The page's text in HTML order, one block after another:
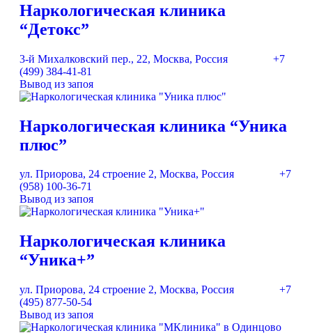
Наркологическая клиника
“Детокс”
3-й Михалковский пер., 22, Москва, Россия
+7
(499) 384-41-81
Вывод из запоя
Наркологическая клиника “Уника
плюс”
ул. Приорова, 24 строение 2, Москва, Россия
+7
(958) 100-36-71
Вывод из запоя
Наркологическая клиника
“Уника+”
ул. Приорова, 24 строение 2, Москва, Россия
+7
(495) 877-50-54
Вывод из запоя